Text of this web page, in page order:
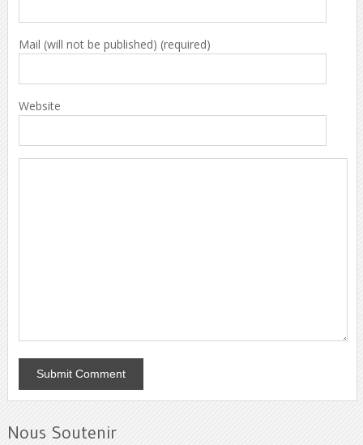
Mail (will not be published) (required)
Website
Nous Soutenir